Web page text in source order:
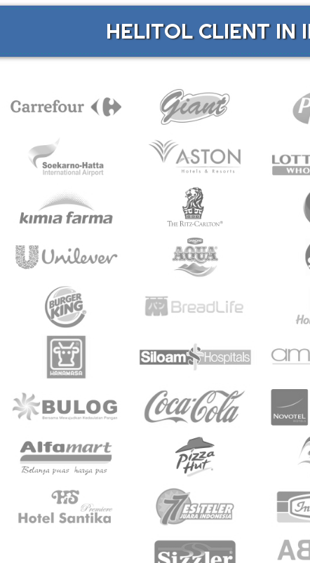
HELITOL CLIENT IN